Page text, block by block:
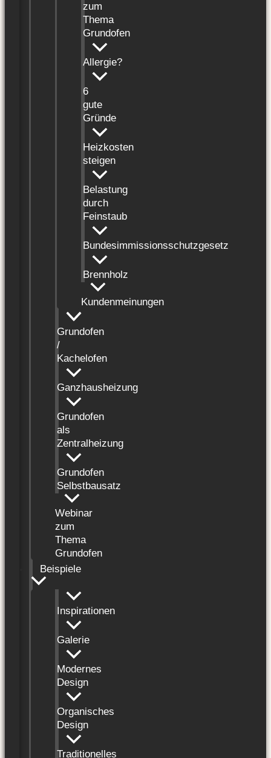
zum
Thema
Grundofen
Allergie?
6
gute
Gründe
Heizkosten
steigen
Belastung
durch
Feinstaub
Bundesimmissionsschutzgesetz
Brennholz
Kundenmeinungen
Grundofen
/
Kachelofen
Ganzhausheizung
Grundofen
als
Zentralheizung
Grundofen
Selbstbausatz
Webinar
zum
Thema
Grundofen
Beispiele
Inspirationen
Galerie
Modernes
Design
Organisches
Design
Traditionelles